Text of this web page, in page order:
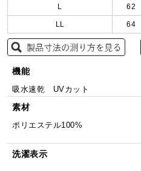
L 62
LL 64
機能
吸水速乾 UVカット
素材
ポリエステル100%
洗濯表示